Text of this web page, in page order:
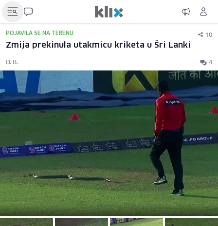
POJAVILA SE NA TERENU 10
Zmija prekinula utakmicu kriketa u Šri Lanki
D. B. 4